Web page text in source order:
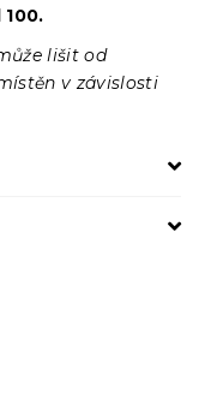
lišit od
v závislosti